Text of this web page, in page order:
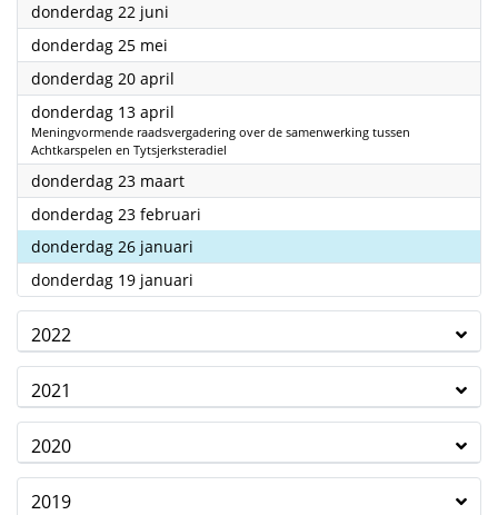
donderdag 22 juni
donderdag 25 mei
donderdag 20 april
donderdag 13 april
Meningvormende raadsvergadering over de samenwerking tussen
Achtkarspelen en Tytsjerksteradiel
donderdag 23 maart2023
donderdag 23 februari
donderdag 26 januari
donderdag 19 januari
2022
2021
2020
2019